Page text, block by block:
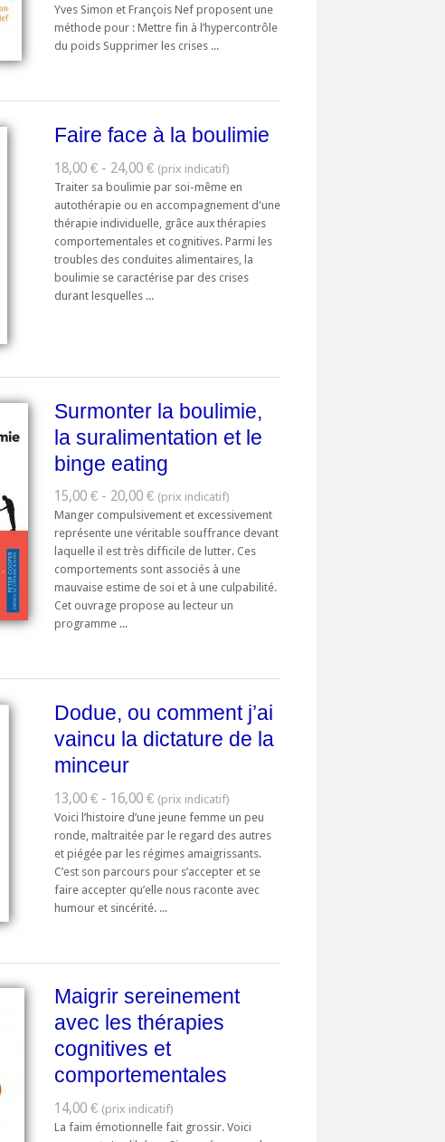
Yves Simon et François Nef proposent une
méthode pour : Mettre fin à l’hypercontrôle
du poids Supprimer les crises ...
Faire face à la boulimie
18,00 € - 24,00 €
Traiter sa boulimie par soi-même en
autothérapie ou en accompagnement d'une
thérapie individuelle, grâce aux thérapies
comportementales et cognitives. Parmi les
troubles des conduites alimentaires, la
boulimie se caractérise par des crises
durant lesquelles ...
Surmonter la boulimie,
la suralimentation et le
binge eating
15,00 € - 20,00 €
Manger compulsivement et excessivement
représente une véritable souffrance devant
laquelle il est très difficile de lutter. Ces
comportements sont associés à une
mauvaise estime de soi et à une culpabilité.
Cet ouvrage propose au lecteur un
programme ...
Dodue, ou comment j’ai
vaincu la dictature de la
minceur
13,00 € - 16,00 €
Voici l’histoire d’une jeune femme un peu
ronde, maltraitée par le regard des autres
et piégée par les régimes amaigrissants.
C’est son parcours pour s’accepter et se
faire accepter qu’elle nous raconte avec
humour et sincérité. ...
Maigrir sereinement
avec les thérapies
cognitives et
comportementales
14,00 €
La faim émotionnelle fait grossir. Voici